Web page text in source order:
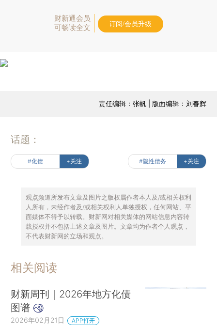
财新通会员
可畅读全文
订阅/会员升级
责任编辑：张帆 | 版面编辑：刘春辉
话题：
#化债 +关注 #隐性债务 +关注
观点频道所发布文章及图片之版权属作者本人及/或相关权利
人所有，未经作者及/或相关权利人单独授权，任何网站、平
面媒体不得予以转载。财新网对相关媒体的网站信息内容转
载授权并不包括上述文章及图片。文章均为作者个人观点，
不代表财新网的立场和观点。
相关阅读
财新周刊｜2026年地方化债
图谱
2026年02月21日 APP打开